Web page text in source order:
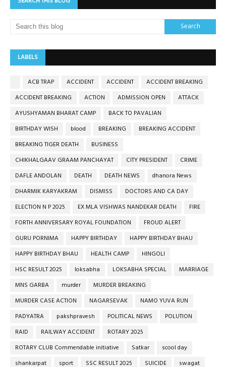
LABELS
ACB TRAP ACCIDENT ACCIDENT
ACCIDENT BREAKING
ACCIDENT BREAKING
ACTION ADMISSION OPEN
ATTACK
AYUSHYAMAN BHARAT CAMP
BACK TO PAVALIAN
BIRTHDAY WISH
blood BREAKING
BREAKING ACCIDENT
BREAKING TIGER DEATH
BUSINESS
CHIKHALGAAV GRAAM PANCHAYAT
CITY PRESIDENT
CRIME
DAFLE ANDOLAN
DEATH DEATH NEWS
dhanora News
DHARMIK KARYAKRAM
DISMISS
DOCTORS AND CA DAY
ELECTION N P 2025
EX MLA VISHWAS NANDEKAR DEATH
FIRE
FORTH ANNIVERSARY ROYAL FOUNDATION
FROUD ALERT
GURU PORNIMA
HAPPY BIRTHDAY
HAPPY BIRTHDAY BHAU
HAPPY BIRTHDAY BHAU
HEALTH CAMP
HINGOLI
HSC RESULT 2025
loksabha LOKSABHA SPECIAL
MARRIAGE
MNS GARBA
murder
MURDER BREAKING
MURDER CASE ACTION
NAGARSEVAK
NAMO YUVA RUN
PADYATRA
pakshpravesh POLITICAL NEWS
POLUTION
RAID
RAILWAY ACCIDENT
ROTARY 2025
ROTARY CLUB Commendable initiative
Satkar
scool day
shankarpat
sport SSC RESULT 2025 SUICIDE
swagat